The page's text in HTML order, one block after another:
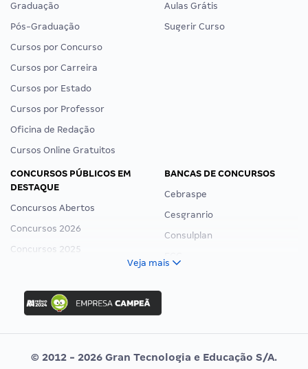
Graduação
Pós-Graduação
Cursos por Concurso
Cursos por Carreira
Cursos por Estado
Cursos por Professor
Oficina de Redação
Cursos Online Gratuitos
Aulas Grátis
Sugerir Curso
CONCURSOS PÚBLICOS EM
DESTAQUE
Concursos Abertos
Concursos 2026
Concursos 2025
Concurso Ibama
Concurso MPU
Editais publicados
BANCAS DE CONCURSOS
Cebraspe
Cesgranrio
Consulplan
Vunesp
Veja mais
© 2012 - 2026 Gran Tecnologia e Educação S/A.